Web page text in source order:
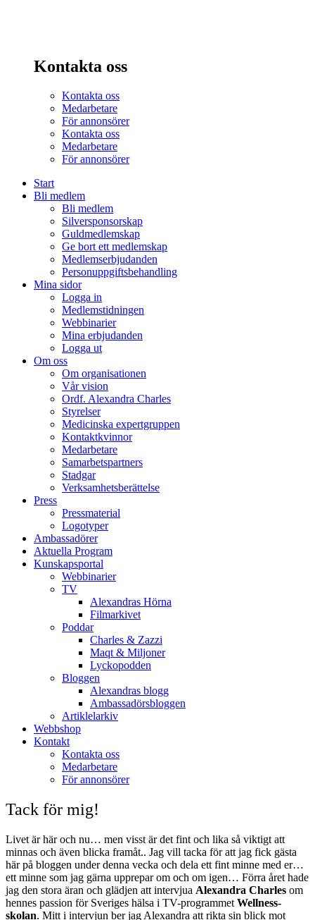
Kontakta oss
Kontakta oss
Medarbetare
För annonsörer
Kontakta oss
Medarbetare
För annonsörer
Start
Bli medlem
Bli medlem
Silversponsorskap
Guldmedlemskap
Ge bort ett medlemskap
Medlemserbjudanden
Personuppgiftsbehandling
Mina sidor
Logga in
Medlemstidningen
Webbinarier
Mina erbjudanden
Logga ut
Om oss
Om organisationen
Vår vision
Ordf. Alexandra Charles
Styrelser
Medicinska expertgruppen
Kontaktkvinnor
Medarbetare
Samarbetspartners
Stadgar
Verksamhetsberättelse
Press
Pressmaterial
Logotyper
Ambassadörer
Aktuella Program
Kunskapsportal
Webbinarier
TV
Alexandras Hörna
Filmarkivet
Poddar
Charles & Zazzi
Maqt & Miljoner
Lyckopodden
Bloggen
Alexandras blogg
Ambassadörsbloggen
Artiklelarkiv
Webbshop
Kontakt
Kontakta oss
Medarbetare
För annonsörer
Tack för mig!
Livet är här och nu… men visst är det fint och lika så viktigt att
minnas och även blicka framåt.. Jag vill tacka för att jag fick gästa
här på bloggen under denna vecka och dela ett fint minne med er…
ett minne som jag gärna upprepar om och om igen… Förra året hade
jag den stora äran och glädjen att intervjua Alexandra Charles om
hennes passion för Sveriges hälsa i TV-programmet Wellness-
skolan. Mitt i intervjun ber jag Alexandra att rikta sin blick mot